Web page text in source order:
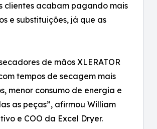
clientes acabam pagando mais
e substituições, já que as
de mãos XLERATOR
tempos de secagem mais
menor consumo de energia e
as peças”, afirmou William
e COO da Excel Dryer.